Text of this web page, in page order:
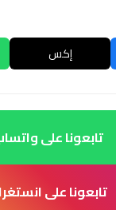
إكس
تابعونا على
تابعونا على